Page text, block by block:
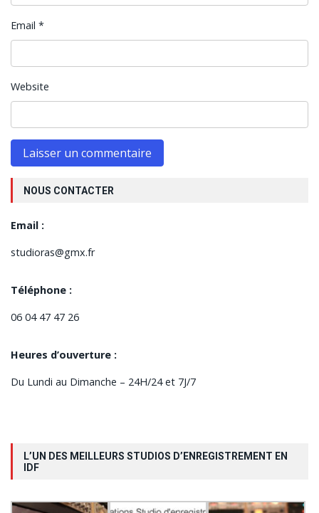
Email *
Website
NOUS CONTACTER
Email :
studioras@gmx.fr
Téléphone :
06 04 47 47 26
Heures d’ouverture :
Du Lundi au Dimanche – 24H/24 et 7J/7
L’UN DES MEILLEURS STUDIOS D’ENREGISTREMENT EN
IDF